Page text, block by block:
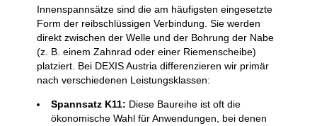
Innenspannsätze sind die am häufigsten eingesetzte
Form der reibschlüssigen Verbindung. Sie werden
direkt zwischen der Welle und der Bohrung der Nabe
(z. B. einem Zahnrad oder einer Riemenscheibe)
platziert. Bei DEXIS Austria differenzieren wir primär
nach verschiedenen Leistungsklassen:
Spannsatz K11: Diese Baureihe ist oft die
ökonomische Wahl für Anwendungen, bei denen